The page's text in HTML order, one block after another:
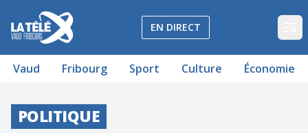
La Télé - Télévision régionale Vaud et Fribourg
EN DIRECT
Vaud Fribourg Sport Culture Économie
POLITIQUE